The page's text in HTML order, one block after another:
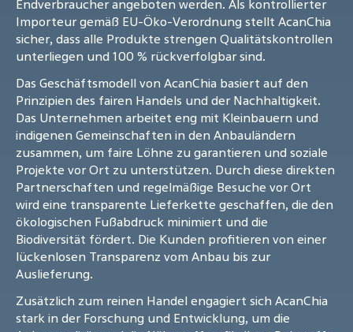
Endverbraucher angeboten werden. Als kontrollierter
Importeur gemäß EU-Öko-Verordnung stellt AcanChia
sicher, dass alle Produkte strengen Qualitätskontrollen
unterliegen und 100 % rückverfolgbar sind.
Das Geschäftsmodell von AcanChia basiert auf den
Prinzipien des fairen Handels und der Nachhaltigkeit.
Das Unternehmen arbeitet eng mit Kleinbauern und
indigenen Gemeinschaften in den Anbauländern
zusammen, um faire Löhne zu garantieren und soziale
Projekte vor Ort zu unterstützen. Durch diese direkten
Partnerschaften und regelmäßige Besuche vor Ort
wird eine transparente Lieferkette geschaffen, die den
ökologischen Fußabdruck minimiert und die
Biodiversität fördert. Die Kunden profitieren von einer
lückenlosen Transparenz vom Anbau bis zur
Auslieferung.
Zusätzlich zum reinen Handel engagiert sich AcanChia
stark in der Forschung und Entwicklung, um die